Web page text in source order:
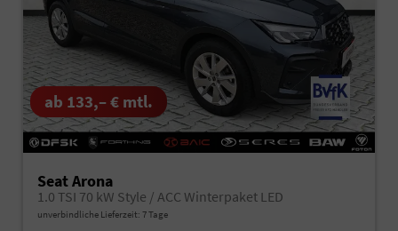
ab 133,– € mtl.
Seat Arona
1.0 TSI 70 kW Style / ACC Winterpaket LED
unverbindliche Lieferzeit: 7 Tage